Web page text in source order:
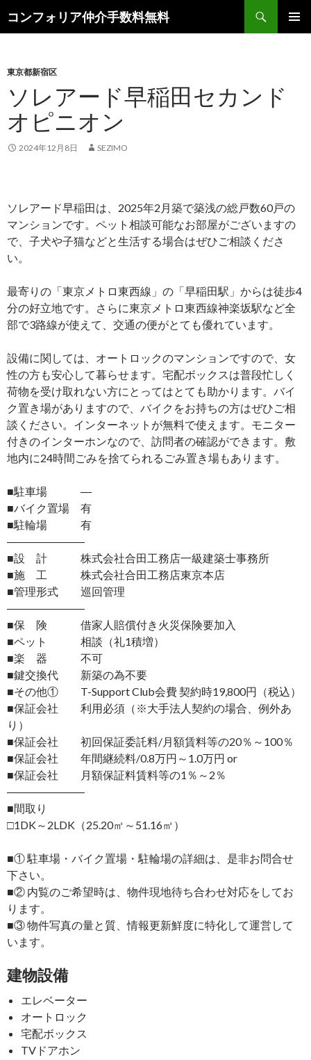
コンフォリア仲介手数料無料
索
ン
ス
キ
ッ
東京都新宿区
ソレアード早稲田セカンド
オピニオン
2024年12月8日 SEZIMO
ソレアード早稲田は、2025年2月築で築浅の総戸数60戸の
マンションです。ペット相談可能なお部屋がございますの
で、子犬や子猫などと生活する場合はぜひご相談くださ
い。
最寄りの「東京メトロ東西線」の「早稲田駅」からは徒歩4
分の好立地です。さらに東京メトロ東西線神楽坂駅など全
部で3路線が使えて、交通の便がとても優れています。
設備に関しては、オートロックのマンションですので、女
性の方も安心して暮らせます。宅配ボックスは普段忙しく
荷物を受け取れない方にとってはとても助かります。バイ
ク置き場がありますので、バイクをお持ちの方はぜひご相
談ください。インターネットが無料で使えます。モニター
付きのインターホンなので、訪問者の確認ができます。敷
地内に24時間ごみを捨てられるごみ置き場もあります。
■駐車場 ―
■バイク置場 有
■駐輪場 有
―――――――
■設 計 株式会社合田工務店一級建築士事務所
■施 工 株式会社合田工務店東京本店
■管理形式 巡回管理
―――――――
■保 険 借家人賠償付き火災保険要加入
■ペット 相談（礼1積増）
■楽 器 不可
■鍵交換代 新築の為不要
■その他① T-Support Club会費 契約時19,800円（税込）
■保証会社 利用必須（※大手法人契約の場合、例外あ
り）
■保証会社 初回保証委託料/月額賃料等の20％～100％
■保証会社 年間継続料/0.8万円～1.0万円 or
■保証会社 月額保証料賃料等の1％～2％
―――――――
■間取り
□1DK～2LDK（25.20㎡～51.16㎡）
■① 駐車場・バイク置場・駐輪場の詳細は、是非お問合せ
下さい。
■② 内覧のご希望時は、物件現地待ち合わせ対応をしてお
ります。
■③ 物件写真の量と質、情報更新鮮度に特化して運営して
います。
建物設備
エレベーター
オートロック
宅配ボックス
TVドアホン